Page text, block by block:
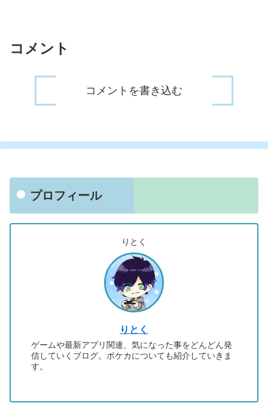
コメント
コメントを書き込む
プロフィール
りとく
りとく
ゲームや最新アプリ関連、気になった事をどんどん発
信していくブログ。ポケカについても紹介していきま
す。